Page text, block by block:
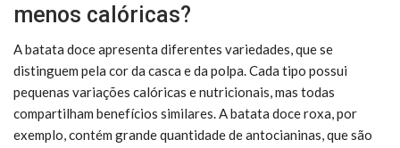
menos calóricas?
A batata doce apresenta diferentes variedades, que se
distinguem pela cor da casca e da polpa. Cada tipo possui
pequenas variações calóricas e nutricionais, mas todas
compartilham benefícios similares. A batata doce roxa, por
exemplo, contém grande quantidade de antocianinas, que são